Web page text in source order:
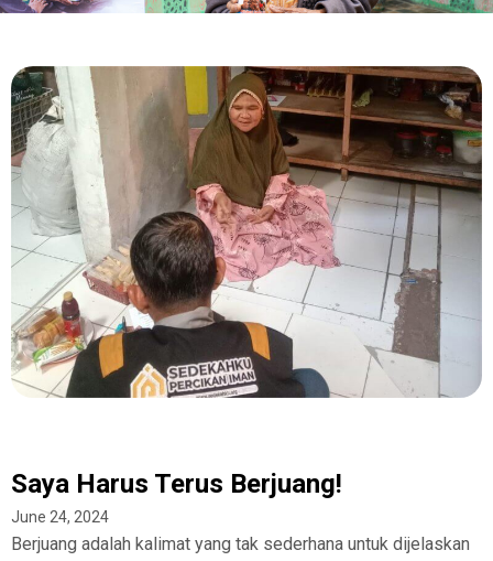
Saya Harus Terus Berjuang!
June 24, 2024
Berjuang adalah kalimat yang tak sederhana untuk dijelaskan